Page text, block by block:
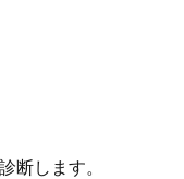
断します。